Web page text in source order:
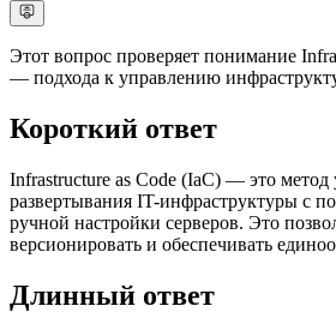
Этот вопрос проверяет понимание
— подхода к управлению
Короткий ответ
Infrastructure as Code (IaC) — это метод
развертывания IT-инфраструктуры с
ручной настройки серверов. Это
версионировать и обеспечивать
Длинный ответ